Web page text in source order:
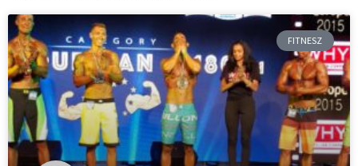
FITNESZ